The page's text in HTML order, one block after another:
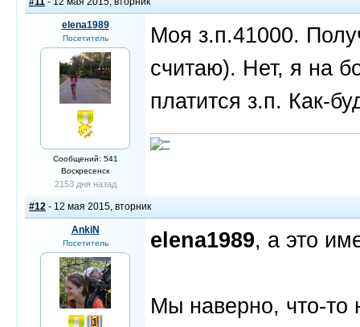
elena1989
Посетитель
Сообщений: 541
Воскресенск
2153 дня назад
Моя з.п.41000.
считаю). Нет, я на
платится з.п. Как-
#12 - 12 мая 2015, вторник
AnkiN
Посетитель elena1989, а это
Мы наверно, что-то